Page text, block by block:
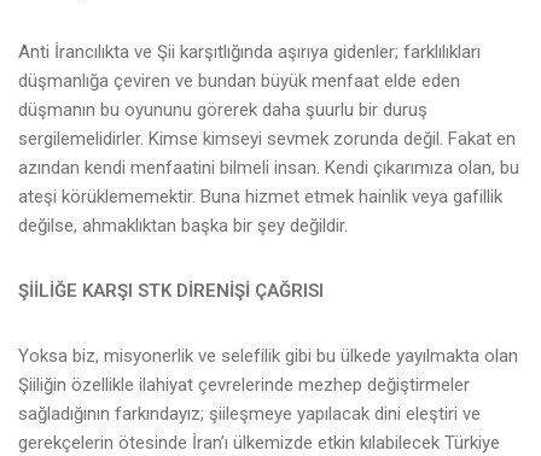
Anti İrancılıkta ve Şii karşıtlığında aşırıya gidenler; farklılıkları
düşmanlığa çeviren ve bundan büyük menfaat elde eden
düşmanın bu oyununu görerek daha şuurlu bir duruş
sergilemelidirler. Kimse kimseyi sevmek zorunda değil. Fakat en
azından kendi menfaatini bilmeli insan. Kendi çıkarımıza olan, bu
ateşi körüklememektir. Buna hizmet etmek hainlik veya gafillik
değilse, ahmaklıktan başka bir şey değildir.
ŞİİLİĞE KARŞI STK DİRENİŞİ ÇAĞRISI
Yoksa biz, misyonerlik ve selefilik gibi bu ülkede yayılmakta olan
Şiiliğin özellikle ilahiyat çevrelerinde mezhep değiştirmeler
sağladığının farkındayız; şiileşmeye yapılacak dini eleştiri ve
gerekçelerin ötesinde İran’ı ülkemizde etkin kılabilecek Türkiye